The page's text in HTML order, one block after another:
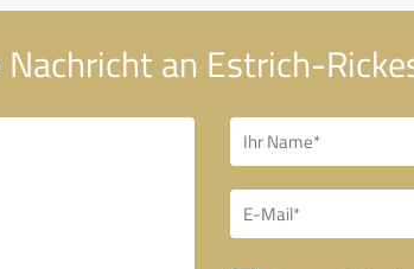
Nachricht an Estrich-